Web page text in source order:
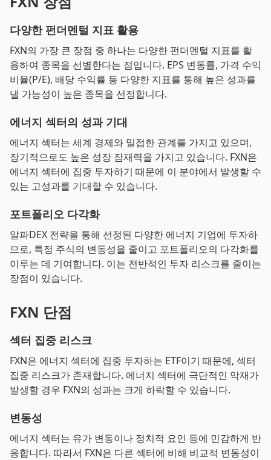
다양한 펀더멘털 지표 활용
FXN의 가장 큰 장점 중 하나는 다양한 펀더멘털 지표를 활
용하여 종목을 선별한다는 점입니다. EPS 변동률, 가격 수익
비율(P/E), 배당 수익률 등 다양한 지표를 통해 높은 성과를
낼 가능성이 높은 종목을 선정합니다.
에너지 섹터의 성과 기대
에너지 섹터는 세계 경제와 밀접한 관계를 가지고 있으며,
장기적으로도 높은 성장 잠재력을 가지고 있습니다. FXN은
에너지 섹터에 집중 투자하기 때문에 이 분야에서 발생할 수
있는 고성과를 기대할 수 있습니다.
포트폴리오 다각화
알파DEX 전략을 통해 선정된 다양한 에너지 기업에 투자하
므로, 특정 주식의 변동성을 줄이고 포트폴리오의 다각화를
이루는 데 기여합니다. 이는 전반적인 투자 리스크를 줄이는
장점이 있습니다.
FXN 단점
섹터 집중 리스크
FXN은 에너지 섹터에 집중 투자하는 ETF이기 때문에, 섹터
집중 리스크가 존재합니다. 에너지 섹터에 극단적인 악재가
발생할 경우 FXN의 성과는 크게 하락할 수 있습니다.
변동성
에너지 섹터는 유가 변동이나 정치적 요인 등에 민감하게 반
응합니다. 따라서 FXN은 다른 섹터에 비해 비교적 변동성이